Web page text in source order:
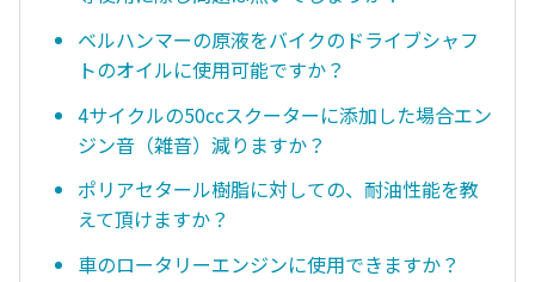
ベルハンマーの原液をバイクのドライブシャフ
トのオイルに使用可能ですか？
4サイクルの50ccスクーターに添加した場合エン
ジン音（雑音）減りますか？
ポリアセタール樹脂に対しての、耐油性能を教
えて頂けますか？
車のロータリーエンジンに使用できますか？